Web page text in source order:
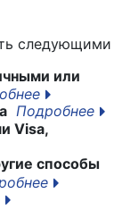
следующими
или
Подробнее
Visa,
способы